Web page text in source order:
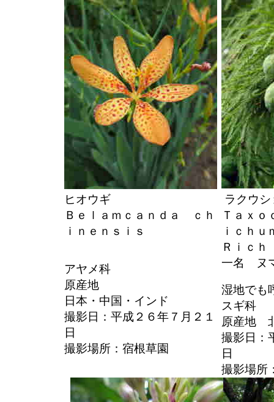
ヒオウギ
Ｂｅｌａｍｃａｎｄａ ｃｈ
ｉｎｅｎｓｉｓ
アヤメ科
原産地
日本・中国・インド
撮影日：平成２６年７月２１
日
撮影場所：宿根草園
ラクウ
Ｔａｘ
ｉｃｈ
Ｒｉｃｈ
一名 ヌ
湿地でも
スギ科
原産地
撮影日：
日
撮影場所